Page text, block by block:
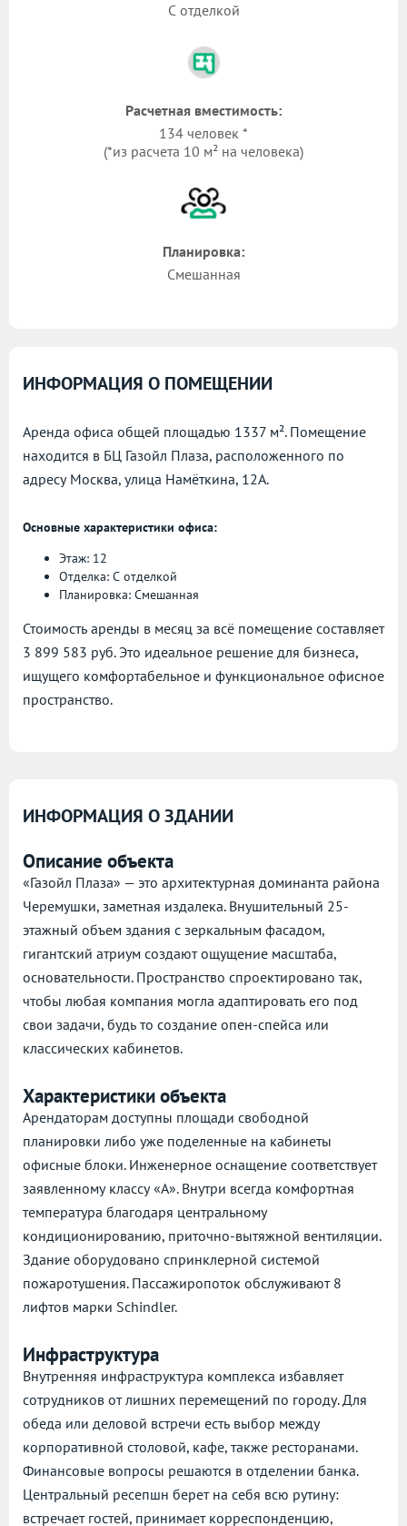
С отделкой
Расчетная вместимость:
134 человек *
(*из расчета 10 м² на человека)
Планировка:
Смешанная
ИНФОРМАЦИЯ О ПОМЕЩЕНИИ
Аренда офиса общей площадью 1337 м². Помещение
находится в БЦ Газойл Плаза, расположенного по
адресу Москва, улица Намёткина, 12А.
Основные характеристики офиса:
Этаж: 12
Отделка: С отделкой
Планировка: Смешанная
Стоимость аренды в месяц за всё помещение составляет
3 899 583 руб. Это идеальное решение для бизнеса,
ищущего комфортабельное и функциональное офисное
пространство.
ИНФОРМАЦИЯ О ЗДАНИИ
Описание объекта
«Газойл Плаза» — это архитектурная доминанта района
Черемушки, заметная издалека. Внушительный 25-
этажный объем здания с зеркальным фасадом,
гигантский атриум создают ощущение масштаба,
основательности. Пространство спроектировано так,
чтобы любая компания могла адаптировать его под
свои задачи, будь то создание опен-спейса или
классических кабинетов.
Характеристики объекта
Арендаторам доступны площади свободной
планировки либо уже поделенные на кабинеты
офисные блоки. Инженерное оснащение соответствует
заявленному классу «А». Внутри всегда комфортная
температура благодаря центральному
кондиционированию, приточно-вытяжной вентиляции.
Здание оборудовано спринклерной системой
пожаротушения. Пассажиропоток обслуживают 8
лифтов марки Schindler.
Инфраструктура
Внутренняя инфраструктура комплекса избавляет
сотрудников от лишних перемещений по городу. Для
обеда или деловой встречи есть выбор между
корпоративной столовой, кафе, также ресторанами.
Финансовые вопросы решаются в отделении банка.
Центральный ресепшн берет на себя всю рутину:
встречает гостей, принимает корреспонденцию,